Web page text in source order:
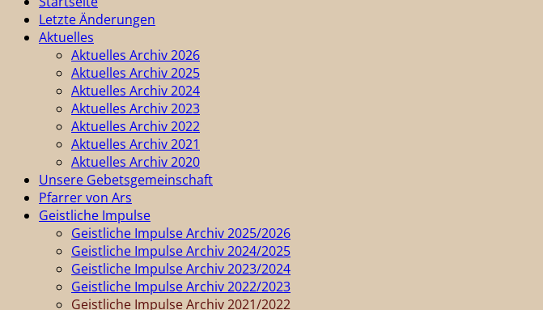
Letzte Änderungen
Aktuelles
Aktuelles Archiv 2026
Aktuelles Archiv 2025
Aktuelles Archiv 2024
Aktuelles Archiv 2023
Aktuelles Archiv 2022
Aktuelles Archiv 2021
Aktuelles Archiv 2020
Unsere Gebetsgemeinschaft
Pfarrer von Ars
Geistliche Impulse
Geistliche Impulse Archiv 2025/2026
Geistliche Impulse Archiv 2024/2025
Geistliche Impulse Archiv 2023/2024
Geistliche Impulse Archiv 2022/2023
Geistliche Impulse Archiv 2021/2022